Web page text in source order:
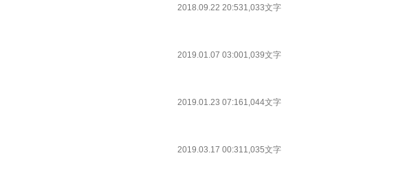
2018.09.22 20:531,033文字
2019.01.07 03:001,039文字
2019.01.23 07:161,044文字
2019.03.17 00:311,035文字